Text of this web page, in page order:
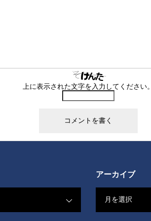
上に表示された文字を入力してください。
アーカイブ
月を選択